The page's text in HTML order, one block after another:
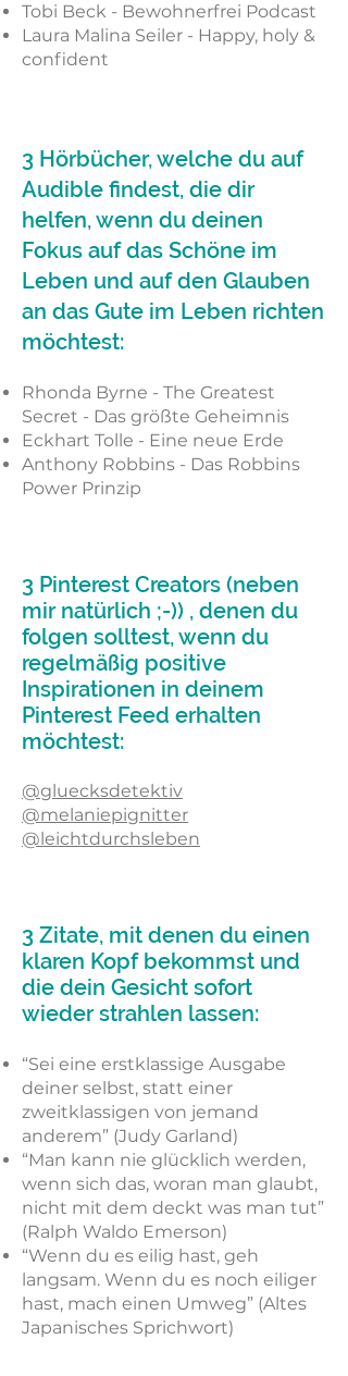
Tobi Beck - Bewohnerfrei Podcast
Laura Malina Seiler - Happy, holy &
confident
3 Hörbücher, welche du auf
Audible findest, die dir
helfen, wenn du deinen
Fokus auf das Schöne im
Leben und auf den Glauben
an das Gute im Leben richten
möchtest:
Rhonda Byrne - The Greatest
Secret - Das größte Geheimnis
Eckhart Tolle - Eine neue Erde
Anthony Robbins - Das Robbins
Power Prinzip
3 Pinterest Creators (neben
mir natürlich ;-)) , denen du
folgen solltest, wenn du
regelmäßig positive
Inspirationen in deinem
Pinterest Feed erhalten
möchtest:
@gluecksdetektiv
@melaniepignitter
@leichtdurchsleben
3 Zitate, mit denen du einen
klaren Kopf bekommst und
die dein Gesicht sofort
wieder strahlen lassen:
“Sei eine erstklassige Ausgabe
deiner selbst, statt einer
zweitklassigen von jemand
anderem” (Judy Garland)
“Man kann nie glücklich werden,
wenn sich das, woran man glaubt,
nicht mit dem deckt was man tut”
(Ralph Waldo Emerson)
“Wenn du es eilig hast, geh
langsam. Wenn du es noch eiliger
hast, mach einen Umweg” (Altes
Japanisches Sprichwort)